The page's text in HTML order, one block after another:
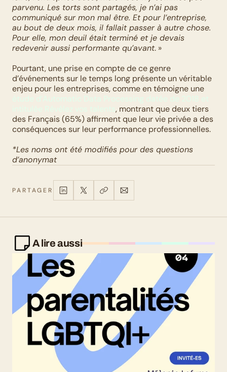
parvenu. Les torts sont partagés, je n’ai pas
communiqué sur mon mal être. Et pour l’entreprise,
au bout de deux mois, il fallait passer à autre chose.
Pour elle, mon deuil était terminé et je devais
redevenir aussi performante qu’avant. »
Pourtant, une prise en compte de ce genre
d’événements sur le temps long présente un véritable
, montrant que deux tiers
des Français (65%) affirment que leur vie privée a des
conséquences sur leur performance professionnelles.
*Les noms ont été modifiés pour des questions
d’anonymat
PARTAGER
A lire aussi